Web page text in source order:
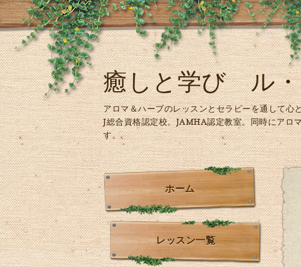
癒しと学び ル
アロマ＆ハーブのレッスンとセラピーを通して心
J総合資格認定校。JAMHA認定教室。同時にアロ
す。
ホーム
レッスン一覧